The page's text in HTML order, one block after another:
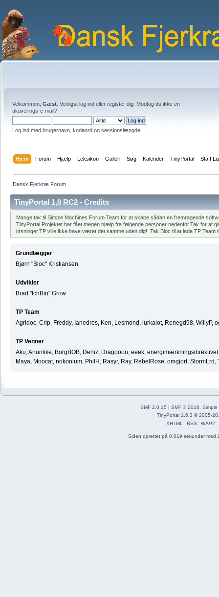
Velkommen, Gæst . Venligst log ind eller registér dig. Modtog du ikke en
aktiverings-e-mail?
Log ind med brugernavn, kodeord og sessionslængde
Hjem Forum Hjælp Leksikon Galleri Søg Kalender TinyPortal Staff
Dansk Fjerkræ Forum
TinyPortal 1,0 RC2 - Credits
Mange tak til Simple Machines Forum Team for at skabe sådan en fremragende
TinyPortal Projektet har fået megen hjælp fra følgende personer nedenfor.Tak for at
løsninger.TP ville ikke have været det samme uden dig! Tak Bloc til at lade TP Team
Grundlægger
Bjørn "Bloc" Kristiansen
Udvikler
Brad "IchBin" Grow
TP Team
Agridoc, Crip, Freddy, Ianedres, Ken, Lesmond, lurkalot, Renegd98, WillyP,
TP Venner
Aku, Anunlike, BorgBOB, Deniz, Dragooon, eeek,
Maya, Moocat, nokonium, PhilH, Rasyr, Ray, RebelRose, omgjort,
SMF 2.0.15 | SMF © 2016
Simple
TinyPortal 1.6.3 ©2005-
XHTML
RSS WAP2
Siden oprettet på 0.019 sekunder med